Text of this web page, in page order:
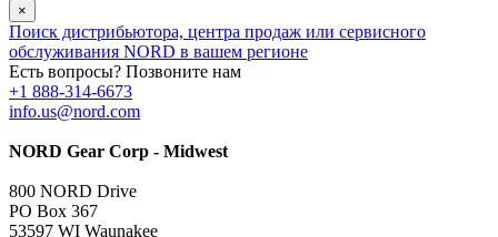
×
Поиск дистрибьютора, центра продаж или сервисного
обслуживания NORD в вашем регионе
Есть вопросы? Позвоните нам
+1 888-314-6673
info.us@nord.com
NORD Gear Corp - Midwest
800 NORD Drive
PO Box 367
53597 WI Waunakee